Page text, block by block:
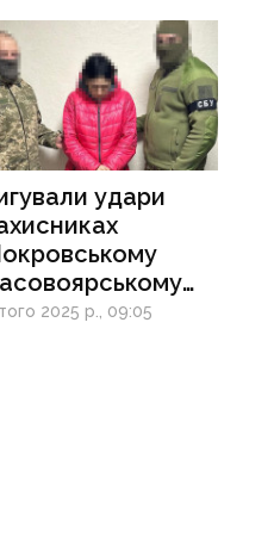
удари
СБУ
2025 р., 09:05